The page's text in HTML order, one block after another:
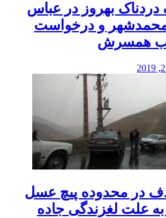
بهروز در عباس
محمدشهر و درخواست
همسرش
در محدوده پیچ عسل
علت لغزندگی جاده